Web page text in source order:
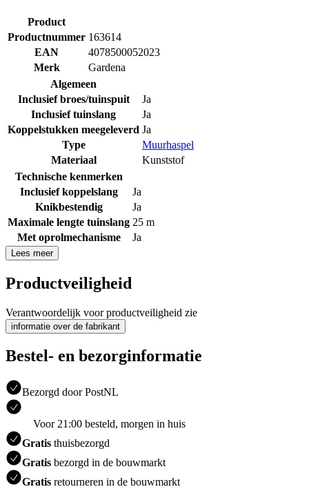
Product
Productnummer 163614
EAN
4078500052023
Merk
Gardena
Algemeen
Inclusief broes/tuinspuit
Ja
Inclusief tuinslang
Ja
Koppelstukken meegeleverd Ja
Type
Muurhaspel
Materiaal
Kunststof
Technische kenmerken
Inclusief koppelslang
Ja
Knikbestendig
Ja
Maximale lengte tuinslang 25 m
Met oprolmechanisme
Ja
Lees meer
Productveiligheid
Verantwoordelijk voor productveiligheid zie
informatie over de fabrikant
Bestel- en bezorginformatie
Bezorgd door PostNL
Voor 21:00 besteld, morgen in huis
Gratis thuisbezorgd
Gratis bezorgd in de bouwmarkt
Gratis retourneren in de bouwmarkt